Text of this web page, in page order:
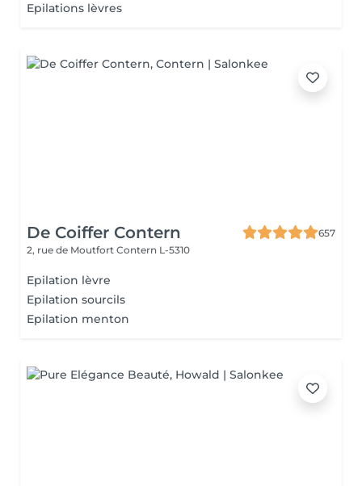
Epilations lèvres
De Coiffer Contern
657
2, rue de Moutfort Contern L-5310
Epilation lèvre
Epilation sourcils
Epilation menton